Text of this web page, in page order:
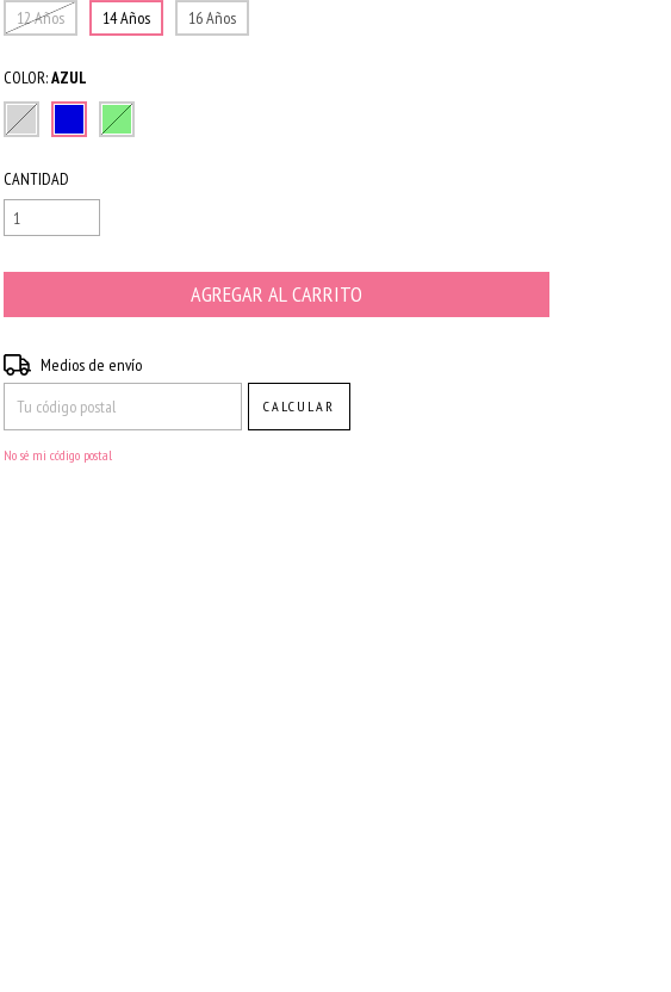
12 Años
14 Años 16 Años
COLOR:AZUL
CANTIDAD
Entregas para el CP:
Medios de envío
CALCULAR
No sé mi código postal